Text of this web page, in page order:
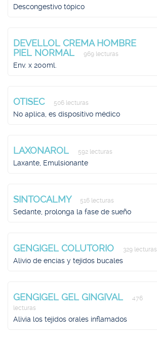
Descongestivo tópico
DEVELLOL CREMA HOMBRE
PIEL NORMAL
969 lecturas
Env. x 200ml.
OTISEC 506 lecturas
No aplica, es dispositivo médico
LAXONAROL 592 lecturas
Laxante, Emulsionante
SINTOCALMY 516 lecturas
Sedante, prolonga la fase de sueño
GENGIGEL COLUTORIO 329 lecturas
Alivio de encías y tejidos bucales
GENGIGEL GEL GINGIVAL
476
lecturas
Alivia los tejidos orales inflamados